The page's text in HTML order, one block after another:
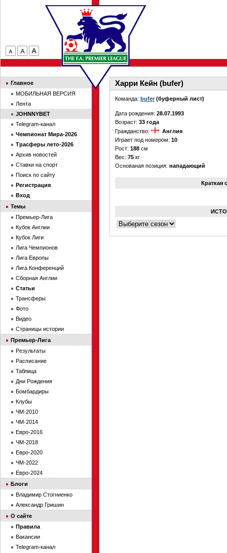
Харри Кейн (bufer)
Команда: bufer(буферный лист)
Дата рождения: 28.07.1993
Возраст: 33 года
Гражданство:
Англия
Играет под номером: 10
Рост: 188 см
Вес: 75 кг
Основаная позиция: нападающий
Краткая
Главное
МОБИЛЬНАЯ ВЕРСИЯ
Лента
JOHNNYBET
Telegram-канал
Чемпионат Мира-2026
Трасферы лето-2026
Архив новостей
Ставки на спорт
Поиск по сайту
Регистрация
Вход
Темы
Премьер-Лига
Кубок Англии
Кубок Лиги
Лига Чемпионов
Лига Европы
Лига Конференций
Сборная Англии
Статьи
Трансферы
Фото
Видео
Страницы истории
Премьер-Лига
Результаты
Расписание
Таблица
Дни Рождения
Бомбардиры
Клубы
ЧМ-2010
ЧМ-2014
Евро-2016
ЧМ-2018
Евро-2020
ЧМ-2022
Евро-2024
Блоги
Владимир Стогниенко
Александр Гришин
О сайте
Правила
Вакансии
Telegram-канал